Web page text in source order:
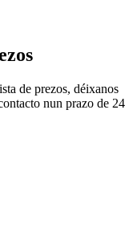
de prezos, déixanos
nun prazo de 24